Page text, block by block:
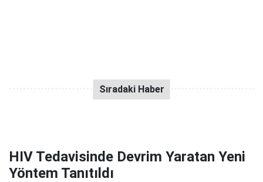
HIV Tedavisinde Devrim Yaratan Yeni
Yöntem Tanıtıldı